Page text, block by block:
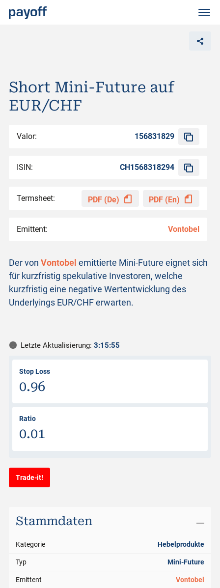
Short Mini-Future auf
EUR/CHF
Valor: 156831829
ISIN: CH1568318294
Termsheet: PDF (De) PDF (En)
Emittent: Vontobel
Der von Vontobel emittierte Mini-Future eignet sich
für kurzfristig spekulative Investoren, welche
kurzfristig eine negative Wertentwicklung des
Underlyings EUR/CHF erwarten.
Letzte Aktualisierung: 3:15:55
Stop Loss
0.96
Ratio
0.01
Trade-it!
Stammdaten
Kategorie Hebelprodukte
Typ Mini-Future
Emittent Vontobel